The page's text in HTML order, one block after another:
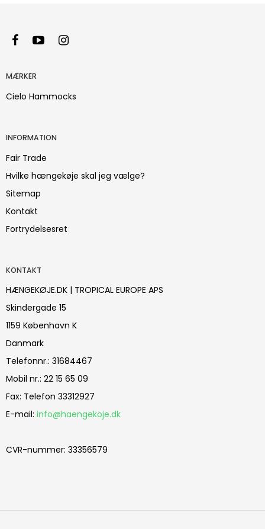
MÆRKER
Cielo Hammocks
INFORMATION
Fair Trade
Hvilke hængekøje skal jeg vælge?
Sitemap
Kontakt
Fortrydelsesret
KONTAKT
HÆNGEKØJE.DK | TROPICAL EUROPE APS
Skindergade 15
1159 København K
Danmark
Telefonnr.: 31684467
Mobil nr.: 22 15 65 09
Fax: Telefon 33312927
E-mail: info@haengekoje.dk
CVR-nummer: 33356579